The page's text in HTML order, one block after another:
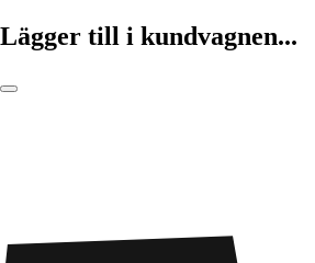
Lägger till i kundvagnen...